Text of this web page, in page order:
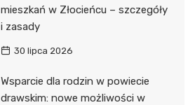
mieszkań w Złocieńcu – szczegóły
i zasady
30 lipca 2026
Wsparcie dla rodzin w powiecie
drawskim: nowe możliwości w